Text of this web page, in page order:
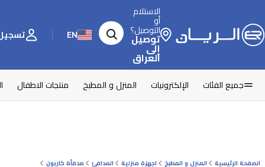
الاستلام
أو
التوصيل؟
توصيل
إلى
العراق
EN تسجيل
جميع الفئات الإلكترونيات المنزل و المطبخ منتجات الاطفال
الصفحة الرئيسية المنزل و المطبخ اجهزة منزلية المدافئ
مدفأة كاربون